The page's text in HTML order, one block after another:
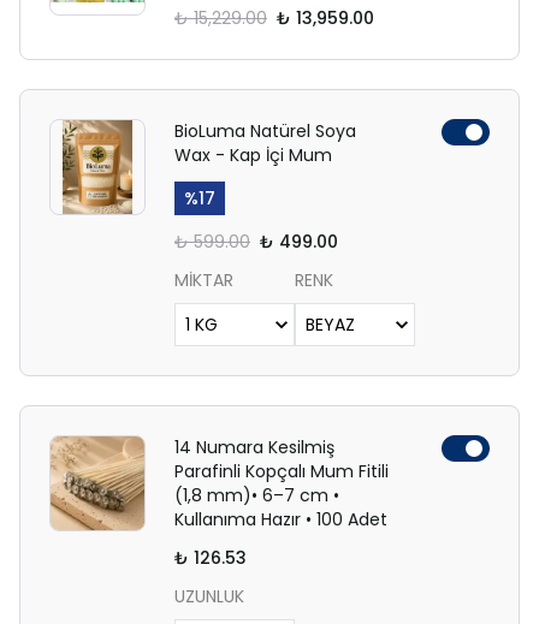
₺ 15,229.00 ₺ 13,959.00
BioLuma Natürel Soya
Wax - Kap İçi Mum
%17
₺ 599.00 ₺ 499.00
MİKTAR
RENK
14 Numara Kesilmiş
Parafinli Kopçalı Mum Fitili
(1,8 mm)• 6–7 cm •
Kullanıma Hazır • 100 Adet
₺ 126.53
UZUNLUK